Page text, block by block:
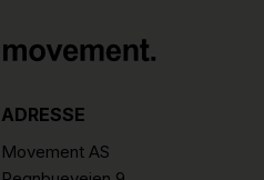
ADRESSE
Movement AS